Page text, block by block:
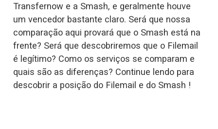
Transfernow e a Smash, e geralmente houve
um vencedor bastante claro. Será que nossa
comparação aqui provará que o Smash está na
frente? Será que descobriremos que o Filemail
é legítimo? Como os serviços se comparam e
quais são as diferenças? Continue lendo para
descobrir a posição do Filemail e do Smash !